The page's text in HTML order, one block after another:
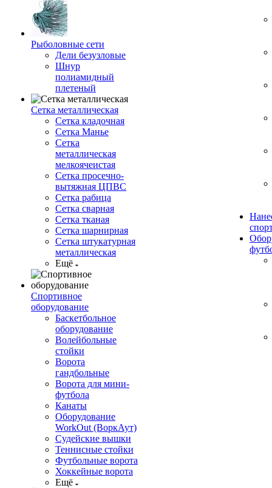
Рыболовные сети
Дели безузловые
Шнур
полиамидный
плетеный
Сетка металлическая
Сетка кладочная
Сетка Манье
Сетка
металлическая
мелкоячеистая
Сетка просечно-
вытяжная ЦПВС
Сетка рабица
Сетка сварная
Сетка тканая
Сетка шарнирная
Сетка штукатурная
металлическая
Ещё
Спортивное
оборудование
Баскетбольное
оборудование
Волейбольные
стойки
Ворота
гандбольные
Ворота для мини-
футбола
Канаты
Оборудование
WorkOut (ВоркАут)
Судейские вышки
Теннисные стойки
Футбольные ворота
Хоккейные ворота
Ещё